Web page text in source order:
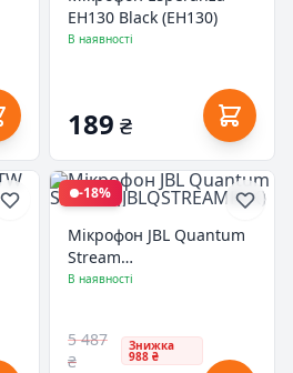
EH130 Black (EH130)
В наявності
189 ₴
-18%
Мікрофон JBL Quantum
Stream
(JBLQSTREAMBLK)
В наявності
5 487
₴
Знижка
988 ₴